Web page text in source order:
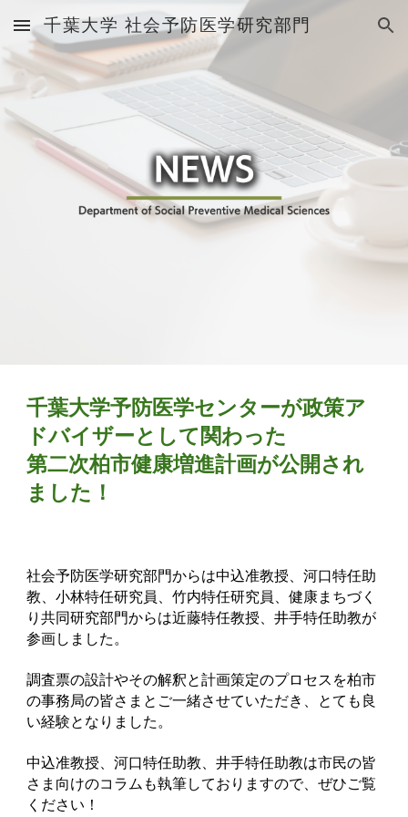
Skip to main content Skip to navigation
千葉大学 社会予防医学研究部門
千葉大学予防医学センターが政策ア
ドバイザーとして関わった
第二次柏市健康増進計画が公開され
ました！
社会予防医学研究部門からは中込准教授、河口特任助
教、小林特任研究員、竹内特任研究員、健康まちづく
り共同研究部門からは近藤特任教授、井手特任助教が
参画しました。
調査票の設計やその解釈と計画策定のプロセスを柏市
の事務局の皆さまとご一緒させていただき、とても良
い経験となりました。
中込准教授、河口特任助教、井手特任助教は市民の皆
さま向けのコラムも執筆しておりますので、ぜひご覧
ください！